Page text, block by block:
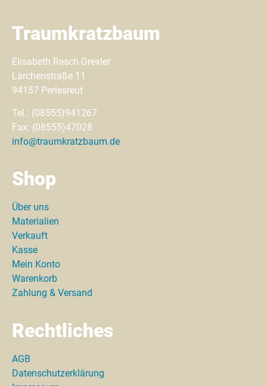
Traumkratzbaum
Elisabeth Resch-Drexler
Lärchenstraße 11
94157 Perlesreut
Tel.: (08555)941267
Fax: (08555)47028
info@traumkratzbaum.de
Shop
Über uns
Materialien
Verkauft
Kasse
Mein Konto
Warenkorb
Zahlung & Versand
Rechtliches
AGB
Datenschutzerklärung